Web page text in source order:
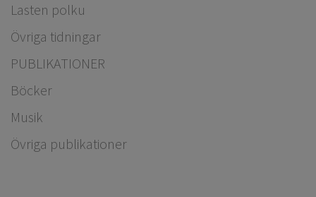
Lasten polku
Övriga tidningar
PUBLIKATIONER
Böcker
Musik
Övriga publikationer